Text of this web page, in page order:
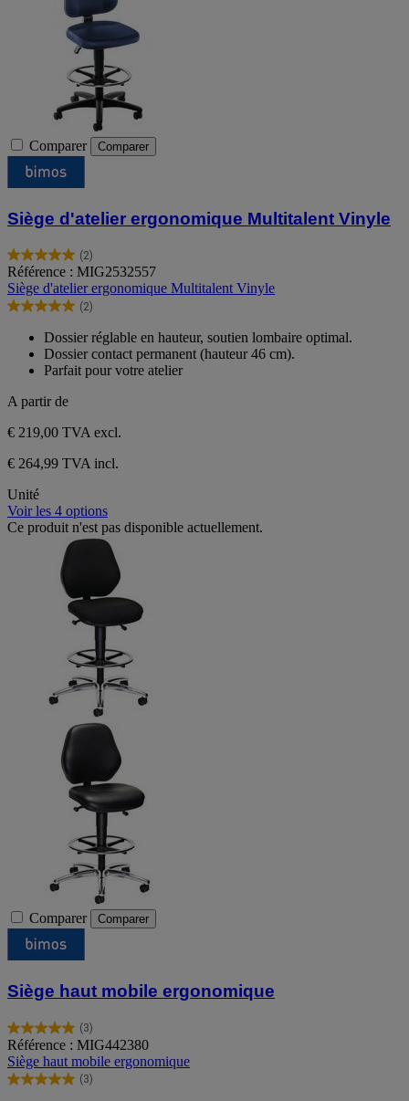
Comparer Comparer
Siège d'atelier ergonomique Multitalent Vinyle
(2)
5.0
sur
5
étoiles.
avis
Référence : MIG2532557
Siège d'atelier ergonomique Multitalent Vinyle
(2)
5.0
étoiles.
avis
Dossier réglable en hauteur, soutien lombaire optimal.
Dossier contact permanent (hauteur 46 cm).
Parfait pour votre atelier
A partir de
€ 219,00 TVA excl.
€ 264,99 TVA incl.
Unité
Voir les 4 options
Ce produit n'est pas disponible actuellement.
Comparer Comparer
Siège haut mobile ergonomique
(3)
5.0
sur
5
étoiles.
Référence : MIG442380
Siège haut mobile ergonomique
(3)
5.0